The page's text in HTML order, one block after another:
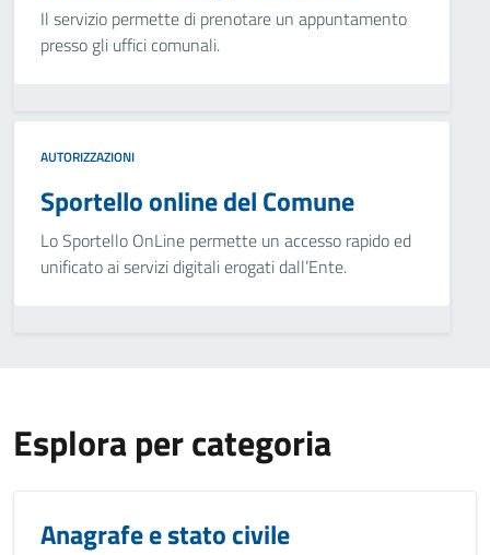
Il servizio permette di prenotare un appuntamento
presso gli uffici comunali.
AUTORIZZAZIONI
Sportello online del Comune
Lo Sportello OnLine permette un accesso rapido ed
unificato ai servizi digitali erogati dall’Ente.
Esplora per categoria
Anagrafe e stato civile